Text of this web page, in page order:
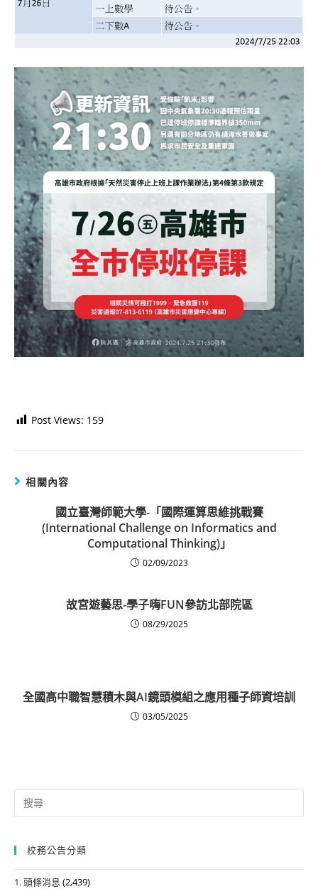
Post Views: 159
相關內容
國立臺灣師範大學-「國際運算思維挑戰賽
(International Challenge on Informatics and
Computational Thinking)」
02/09/2023
故宮遊藝思-學子嗨FUN參訪北部院區
08/29/2025
全國高中職智慧積木與AI鏡頭模組之應用種子師資培訓
03/05/2025
Search
for:
校務公告分類
1. 頭條消息 (2,439)